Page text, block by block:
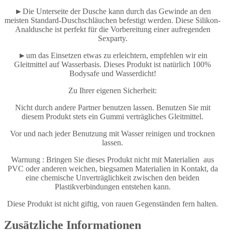
►Die Unterseite der Dusche kann durch das Gewinde an den
meisten Standard-Duschschläuchen befestigt werden. Diese Silikon-
Analdusche ist perfekt für die Vorbereitung einer aufregenden
Sexparty.
►um das Einsetzen etwas zu erleichtern, empfehlen wir ein
Gleitmittel auf Wasserbasis. Dieses Produkt ist natürlich 100%
Bodysafe und Wasserdicht!
Zu Ihrer eigenen Sicherheit:
Nicht durch andere Partner benutzen lassen. Benutzen Sie mit
diesem Produkt stets ein Gummi verträgliches Gleitmittel.
Vor und nach jeder Benutzung mit Wasser reinigen und trocknen
lassen.
Warnung : Bringen Sie dieses Produkt nicht mit Materialien aus
PVC oder anderen weichen, biegsamen Materialien in Kontakt, da
eine chemische Unverträglichkeit zwischen den beiden
Plastikverbindungen entstehen kann.
Diese Produkt ist nicht giftig, von rauen Gegenständen fern halten.
Zusätzliche Informationen